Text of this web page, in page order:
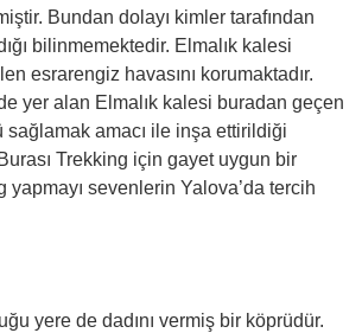
Bundan dolayı kimler tarafından
bilinmemektedir. Elmalık kalesi
esrarengiz havasını korumaktadır.
yer alan Elmalık kalesi buradan geçen
sağlamak amacı ile inşa ettirildiği
Trekking için gayet uygun bir
yapmayı sevenlerin Yalova’da tercih
yere de dadını vermiş bir köprüdür.